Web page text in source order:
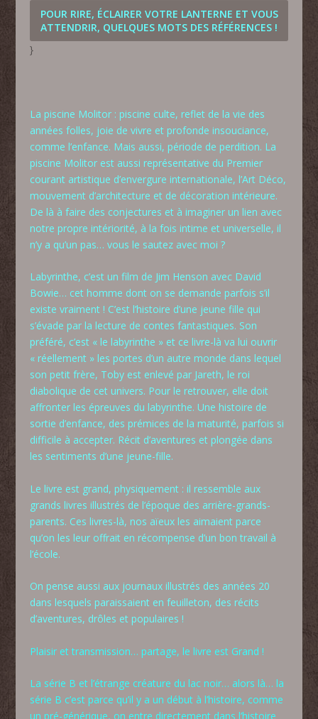
POUR RIRE, ÉCLAIRER VOTRE LANTERNE ET VOUS
ATTENDRIR, QUELQUES MOTS DES RÉFÉRENCES !
}
La piscine Molitor : piscine culte, reflet de la vie des
années folles, joie de vivre et profonde insouciance,
comme l’enfance. Mais aussi, période de perdition. La
piscine Molitor est aussi représentative du Premier
courant artistique d’envergure internationale, l’Art Déco,
mouvement d’architecture et de décoration intérieure.
De là à faire des conjectures et à imaginer un lien avec
notre propre intériorité, à la fois intime et universelle, il
n’y a qu’un pas… vous le sautez avec moi ?
Labyrinthe, c’est un film de Jim Henson avec David
Bowie… cet homme dont on se demande parfois s’il
existe vraiment ! C’est l’histoire d’une jeune fille qui
s’évade par la lecture de contes fantastiques. Son
préféré, c’est « le labyrinthe » et ce livre-là va lui ouvrir
« réellement » les portes d’un autre monde dans lequel
son petit frère, Toby est enlevé par Jareth, le roi
diabolique de cet univers. Pour le retrouver, elle doit
affronter les épreuves du labyrinthe. Une histoire de
sortie d’enfance, des prémices de la maturité, parfois si
difficile à accepter. Récit d’aventures et plongée dans
les sentiments d’une jeune-fille.
Le livre est grand, physiquement : il ressemble aux
grands livres illustrés de l’époque des arrière-grands-
parents. Ces livres-là, nos aïeux les aimaient parce
qu’on les leur offrait en récompense d’un bon travail à
l’école.
On pense aussi aux journaux illustrés des années 20
dans lesquels paraissaient en feuilleton, des récits
d’aventures, drôles et populaires !
Plaisir et transmission… partage, le livre est Grand !
La série B et l’étrange créature du lac noir… alors là… la
série B c’est parce qu’il y a un début à l’histoire, comme
un pré-générique, on entre directement dans l’histoire